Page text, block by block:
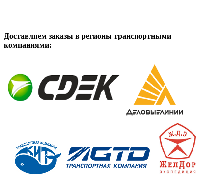
Доставляем заказы в регионы транспортными
компаниями: